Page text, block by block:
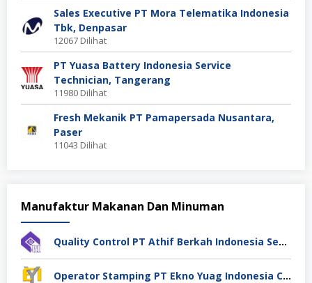
Sales Executive PT Mora Telematika Indonesia
Tbk, Denpasar
12067 Dilihat
PT Yuasa Battery Indonesia Service
Technician, Tangerang
11980 Dilihat
Fresh Mekanik PT Pamapersada Nusantara,
Paser
11043 Dilihat
Manufaktur Makanan Dan Minuman
Quality Control PT Athif Berkah Indonesia Semarang
Operator Stamping PT Ekno Yuag Indonesia Cikarang